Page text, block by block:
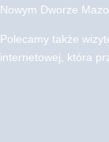
Nowym Dworze
Polecamy także
internetowej, która